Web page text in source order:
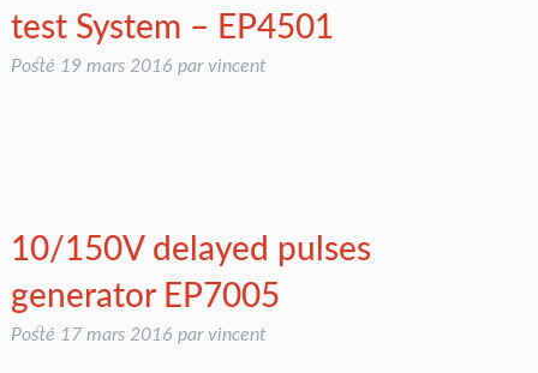
test System – EP4501
Posté 19 mars 2016 par vincent
10/150V delayed pulses
generator EP7005
Posté 17 mars 2016 par vincent